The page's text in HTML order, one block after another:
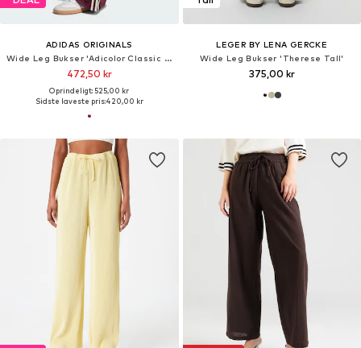
ADIDAS ORIGINALS
Wide Leg Bukser 'Adicolor Classic Firebird'
472,50 kr
Oprindeligt: 525,00 kr
Sidste laveste pris:420,00 kr
LEGER BY LENA GERCKE
Wide Leg Bukser 'Therese Tall'
375,00 kr